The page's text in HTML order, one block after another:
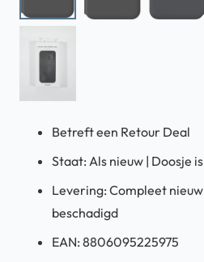
Betreft een Retour Deal
Staat: Als nieuw | Doosje
Levering: Compleet
beschadigd
EAN: 8806095225975